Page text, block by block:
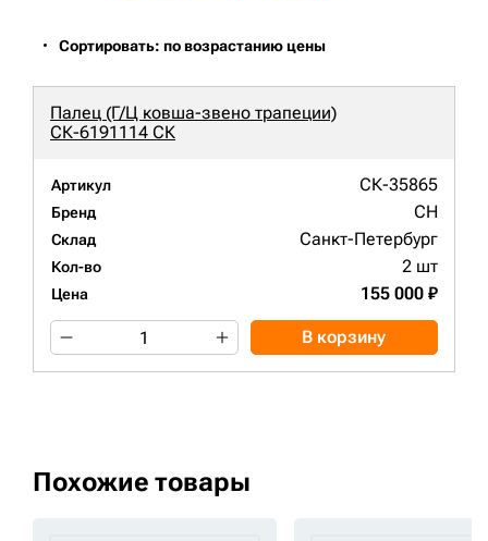
Сортировать: по возрастанию цены
Палец (Г/Ц ковша-звено трапеции)
СК-6191114 СК
Артикул СК-35865
Бренд CH
Склад Санкт-Петербург
Кол-во 2 шт
Цена 155 000 ₽
В корзину
Похожие товары